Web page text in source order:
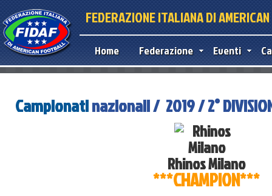
FEDERAZIONE ITALIANA DI
Home Federazione Eventi
Campionatinazionali / 2019 / 2°
Rhinos Milano
***CHAMPION***